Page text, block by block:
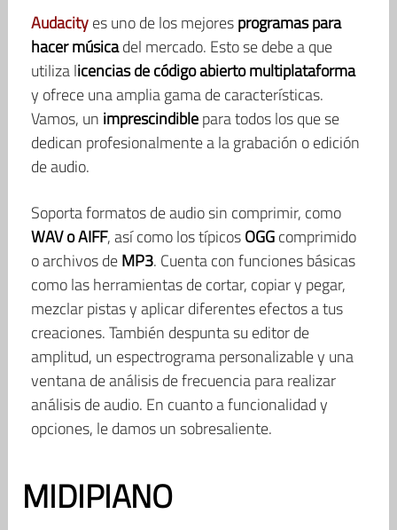
Audacityes uno de los mejoresprogramas para
hacer músicadel mercado. Esto se debe a que
utiliza licencias de código abierto multiplataforma
y ofrece una amplia gama de características.
Vamos, un imprescindiblepara todos los que se
dedican profesionalmente a la grabación o edición
de audio.
Soporta formatos de audio sin comprimir, como
WAV o AIFF, así como los típicosOGGcomprimido
o archivos deMP3. Cuenta con funciones básicas
como las herramientas de cortar, copiar y pegar,
mezclar pistas y aplicar diferentes efectos a tus
creaciones. También despunta su editor de
amplitud, un espectrograma personalizable y una
ventana de análisis de frecuencia para realizar
análisis de audio. En cuanto a funcionalidad y
opciones, le damos un sobresaliente.
MIDIPIANO